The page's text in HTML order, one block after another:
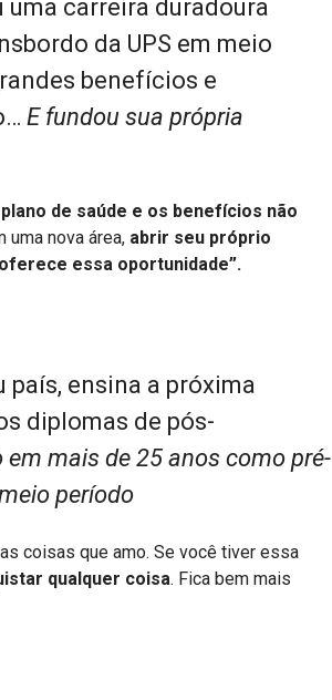
uma carreira duradoura
da UPS em meio
benefícios e
E fundou sua própria
de saúde e os benefícios não
uma nova área, abrir seu próprio
essa oportunidade”.
país, ensina a próxima
diplomas de pós-
em mais de 25 anos como pré-
período
coisas que amo. Se você tiver essa
qualquer coisa. Fica bem mais